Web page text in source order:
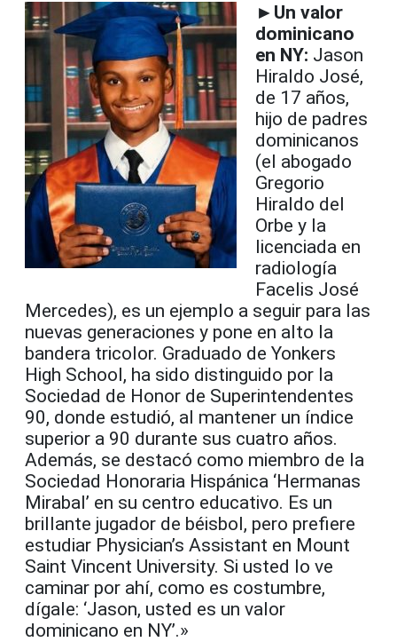
► Un valor
dominicano
en NY: Jason
Hiraldo José,
de 17 años,
hijo de padres
dominicanos
(el abogado
Gregorio
Hiraldo del
Orbe y la
licenciada en
radiología
Facelis José
Mercedes), es un ejemplo a seguir para las
nuevas generaciones y pone en alto la
bandera tricolor. Graduado de Yonkers
High School, ha sido distinguido por la
Sociedad de Honor de Superintendentes
90, donde estudió, al mantener un índice
superior a 90 durante sus cuatro años.
Además, se destacó como miembro de la
Sociedad Honoraria Hispánica ‘Hermanas
Mirabal’ en su centro educativo. Es un
brillante jugador de béisbol, pero prefiere
estudiar Physician’s Assistant en Mount
Saint Vincent University. Si usted lo ve
caminar por ahí, como es costumbre,
dígale: ‘Jason, usted es un valor
dominicano en NY’.»